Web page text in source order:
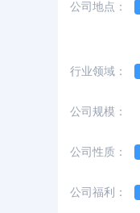
公司地点：
行业领域：
公司规模：
公司性质：
公司福利：